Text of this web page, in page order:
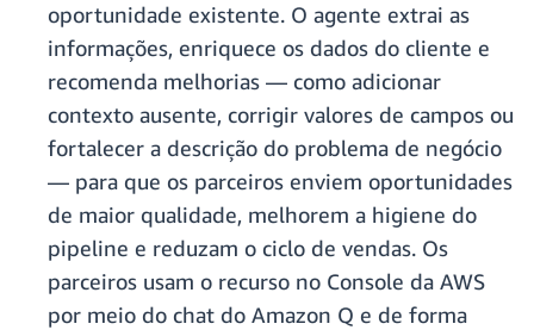
oportunidade existente. O agente extrai as
informações, enriquece os dados do cliente e
recomenda melhorias — como adicionar
contexto ausente, corrigir valores de campos ou
fortalecer a descrição do problema de negócio
— para que os parceiros enviem oportunidades
de maior qualidade, melhorem a higiene do
pipeline e reduzam o ciclo de vendas. Os
parceiros usam o recurso no Console da AWS
por meio do chat do Amazon Q e de forma